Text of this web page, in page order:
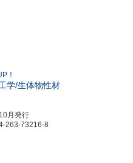
！
学/生体物性材
月発行
263-73216-8